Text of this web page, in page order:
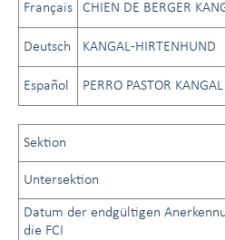
Français CHIEN DE BERGER
Deutsch KANGAL-HIRTENHUND
Español PERRO PASTOR KANGAL
Sektion
Untersektion
Datum der endgültigen
die FCI